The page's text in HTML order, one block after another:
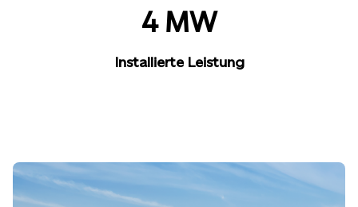
4 MW
Installierte Leistung